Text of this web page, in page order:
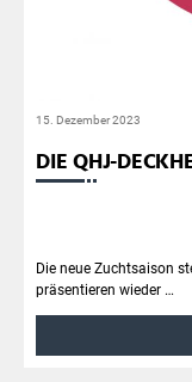
15. Dezember 2023
DIE QHJ-
Die neue Zuchtsaison
präsentieren wieder …